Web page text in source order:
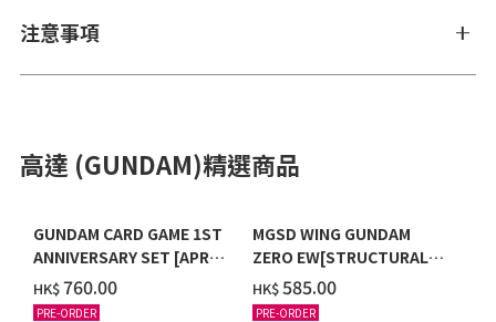
注意事項
高達 (GUNDAM)精選商品
GUNDAM CARD GAME 1ST
ANNIVERSARY SET [APR
2027 DELIVERY]
HK$‌760.00
PRE-ORDER
MGSD WING GUNDAM
ZERO EW[STRUCTURAL
COATING/BLACK] [2026年
12月發送]
HK$‌585.00
PRE-ORDER